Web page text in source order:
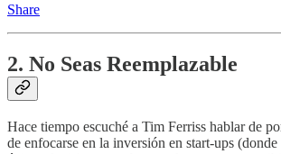
Share
2. No Seas Reemplazable
Hace tiempo escuché a Tim Ferriss hablar de
de enfocarse en la inversión en start-ups